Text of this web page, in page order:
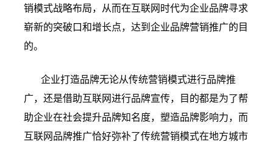
销模式战略布局，从而在互联网时代为企业品牌寻求
崭新的突破口和增长点，达到企业品牌营销推广的目
的。
企业打造品牌无论从传统营销模式进行品牌推
广，还是借助互联网进行品牌宣传，目的都是为了帮
助企业在社会提升品牌知名度，塑造品牌影响力，而
互联网品牌推广恰好弥补了传统营销模式在地方城市